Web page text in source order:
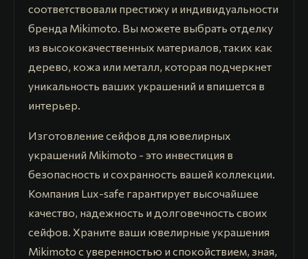
соответствовали престижу и индивидуальности
бренда Mikimoto. Вы можете выбрать отделку
из высококачественных материалов, таких как
дерево, кожа или металл, которая подчеркнет
уникальность ваших украшений и впишется в
интерьер.
Изготовление сейфов для ювелирных
украшений Mikimoto - это инвестиция в
безопасность и сохранность вашей коллекции.
Компания Lux-safe гарантирует высочайшее
качество, надежность и долговечность своих
сейфов. Храните ваши ювелирные украшения
Mikimoto с уверенностью и спокойствием, зная,